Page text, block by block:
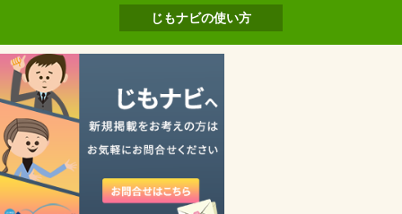
じもナビの使い方